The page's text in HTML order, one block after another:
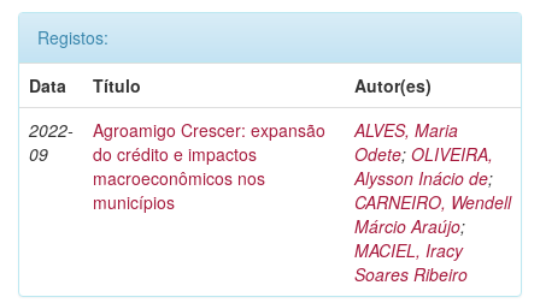
Registos:
Data
Título
Autor(es)
2022-
09
Agroamigo Crescer: expansão
do crédito e impactos
macroeconômicos nos
municípios
ALVES, Maria
Odete; OLIVEIRA,
Alysson Inácio de;
CARNEIRO, Wendell
Márcio Araújo;
MACIEL, Iracy
Soares Ribeiro